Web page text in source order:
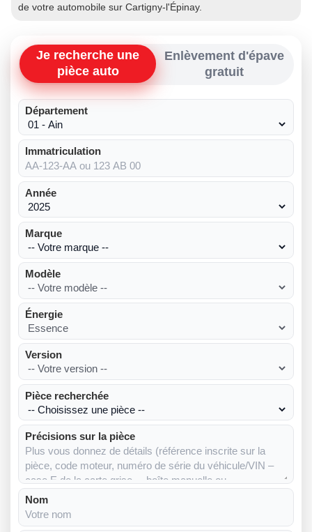
de votre automobile sur Cartigny-l'Épinay.
Je recherche une
pièce auto
Enlèvement d'épave
gratuit
Département
Immatriculation
Année
Marque
Modèle
Énergie
Version
Pièce recherchée
Précisions sur la pièce
Nom